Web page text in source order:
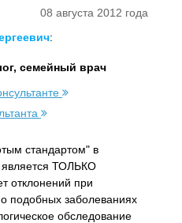
08 августа 2012 года
:
семейный врач
стандартом" в
является ТОЛЬКО
отклонений при
подобных заболеваниях
обследование